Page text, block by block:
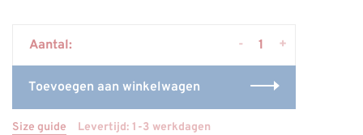
Aantal: +
-
Toevoegen aan winkelwagen
Size guide Levertijd: 1-3 werkdagen